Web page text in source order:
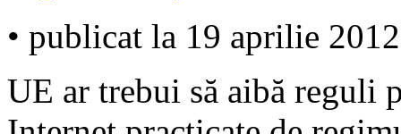
• publicat la 19 aprilie 2012
UE ar trebui să aibă reguli